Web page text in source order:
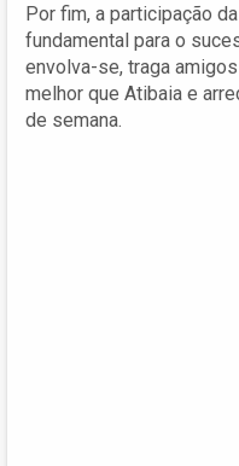
Por fim, a participação
fundamental para o
envolva-se, traga
melhor que Atibaia e
de semana.